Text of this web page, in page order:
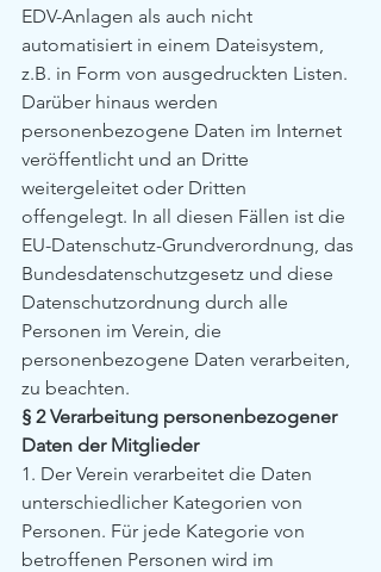
EDV-Anlagen als auch nicht
automatisiert in einem Dateisystem,
z.B. in Form von ausgedruckten Listen.
Darüber hinaus werden
personenbezogene Daten im Internet
veröffentlicht und an Dritte
weitergeleitet oder Dritten
offengelegt. In all diesen Fällen ist die
EU-Datenschutz-Grundverordnung, das
Bundesdatenschutzgesetz und diese
Datenschutzordnung durch alle
Personen im Verein, die
personenbezogene Daten verarbeiten,
zu beachten.
§ 2 Verarbeitung personenbezogener
Daten der Mitglieder
1. Der Verein verarbeitet die Daten
unterschiedlicher Kategorien von
Personen. Für jede Kategorie von
betroffenen Personen wird im